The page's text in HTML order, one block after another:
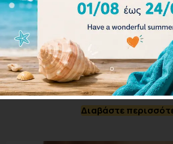
Arena Women Bikini Bottom
001113-820
Διαβάστε